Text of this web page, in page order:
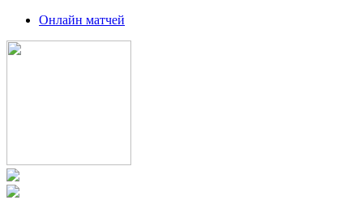
Онлайн матчей